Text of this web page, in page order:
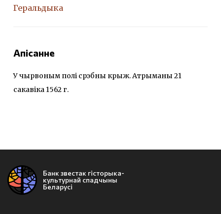
Геральдыка
Апісанне
У чырвоным полі срэбны крыж. Атрыманы 21
сакавіка 1562 г.
Банк звестак гісторыка-
культурнай спадчыны
Беларусі